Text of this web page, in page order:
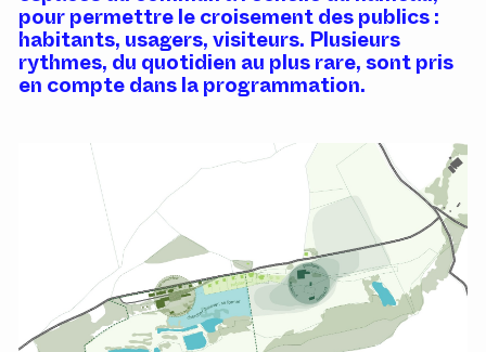
pour permettre le croisement des publics :
habitants, usagers, visiteurs. Plusieurs
rythmes, du quotidien au plus rare, sont pris
en compte dans la programmation.